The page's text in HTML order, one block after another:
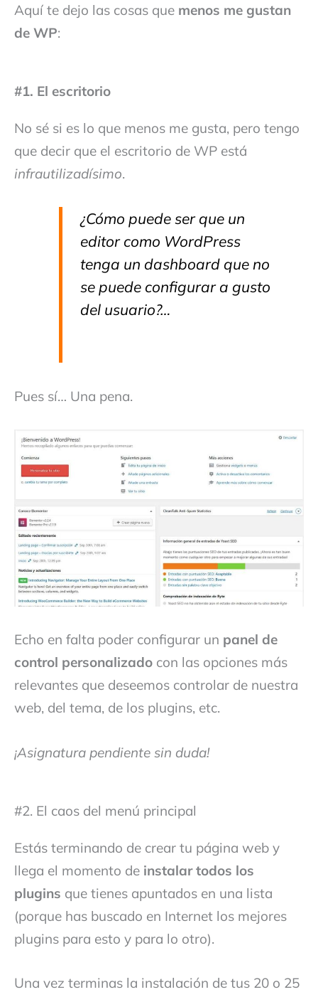
Aquí te dejo las cosas que menos me gustan
de WP:
#1. El escritorio
No sé si es lo que menos me gusta, pero tengo
que decir que el escritorio de WP está
infrautilizadísimo.
¿Cómo puede ser que un
editor como WordPress
tenga un dashboard que no
se puede configurar a gusto
del usuario?…
Pues sí… Una pena.
Echo en falta poder configurar un panel de
control personalizado con las opciones más
relevantes que deseemos controlar de nuestra
web, del tema, de los plugins, etc.
¡Asignatura pendiente sin duda!
#2. El caos del menú principal
Estás terminando de crear tu página web y
llega el momento de instalar todos los
plugins que tienes apuntados en una lista
(porque has buscado en Internet los mejores
plugins para esto y para lo otro).
Una vez terminas la instalación de tus 20 o 25